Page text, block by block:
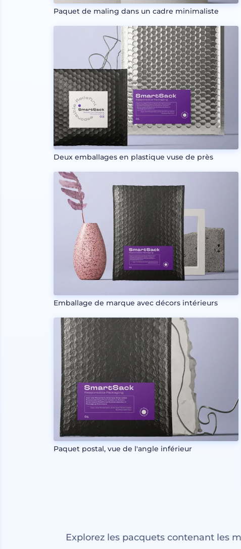
Paquet de maling dans un cadre minimaliste
Deux emballages en plastique vuse de près
Emballage de marque avec décors intérieurs
Paquet postal, vue de l'angle inférieur
Explorez les pacquets contenant les